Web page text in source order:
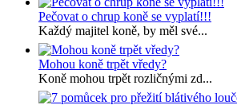
Pečovat o chrup koně se vyplatí!!!
Každý majitel koně, by měl své...
Mohou koně trpět vředy?
Koně mohou trpět rozličnými zd...